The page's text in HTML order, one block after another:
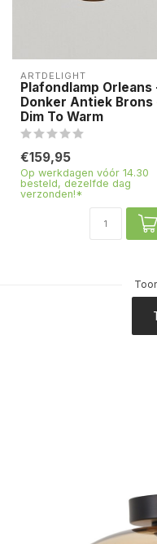
ARTDELIGHT
Plafondlamp Orleans
Donker Antiek Brons
Dim To Warm
€159,95
Op werkdagen vóór 14.30
besteld, dezelfde dag
verzonden!*